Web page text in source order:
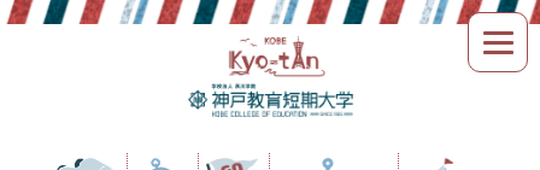
Skip
to